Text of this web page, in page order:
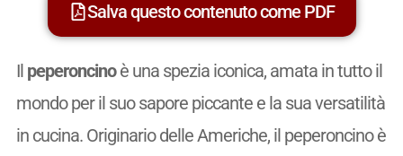
Salva questo contenuto come PDF
Il peperoncinoè una spezia iconica, amata in tutto il
mondo per il suo sapore piccante e la sua versatilità
in cucina. Originario delle Americhe, il peperoncino è